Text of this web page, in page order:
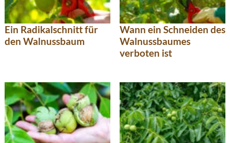
Ein Radikalschnitt für
den Walnussbaum
Wann ein Schneiden des
Walnussbaumes
verboten ist